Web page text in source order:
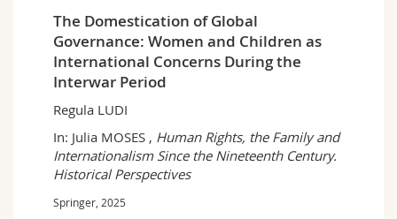
The Domestication of Global
Governance: Women and Children as
International Concerns During the
Interwar Period
Regula LUDI
In: Julia MOSES , Human Rights, the Family and
Internationalism Since the Nineteenth Century.
Historical Perspectives
Springer, 2025